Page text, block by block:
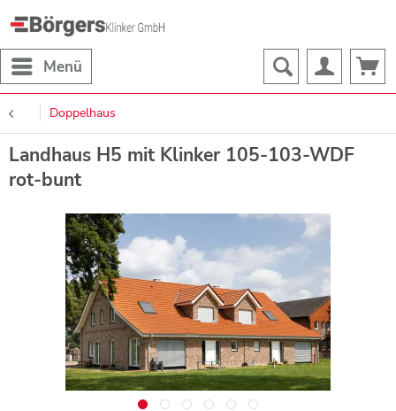
Menü
Doppelhaus
Landhaus H5 mit Klinker 105-103-WDF
rot-bunt